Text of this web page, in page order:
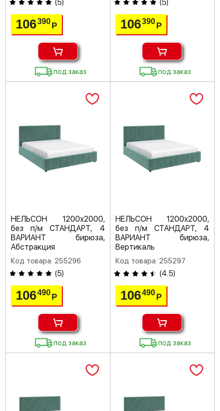
(5)
106390 Р
под заказ
(5)
106390 Р
под заказ
НЕЛЬСОН 1200х2000,
без п/м СТАНДАРТ, 4
ВАРИАНТ бирюза,
Абстракция
Код товара: 255296
(5)
106490 Р
под заказ
НЕЛЬСОН 1200х2000,
без п/м СТАНДАРТ, 4
ВАРИАНТ бирюза,
Вертикаль
Код товара: 255297
(4.5)
106490 Р
под заказ